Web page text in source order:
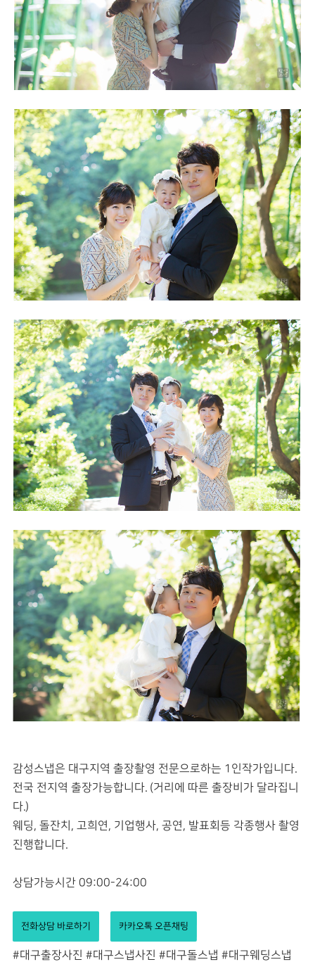
감성스냅은 대구지역 출장촬영 전문으로하는 1인작가입니다.
전국 전지역 출장가능합니다. (거리에 따른 출장비가 달라집니
다.)
웨딩, 돌잔치, 고희연, 기업행사, 공연, 발표회등 각종행사 촬영
진행합니다.
상담가능시간 09:00-24:00
전화상담 바로하기 카카오톡 오픈채팅
#대구출장사진 #대구스냅사진 #대구돌스냅 #대구웨딩스냅